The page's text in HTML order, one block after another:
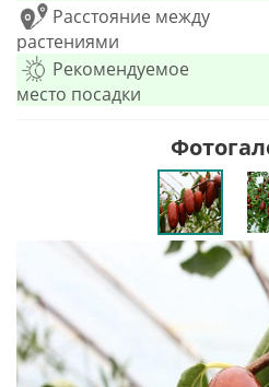
Расстояние между
растениями
Рекомендуемое
место посадки